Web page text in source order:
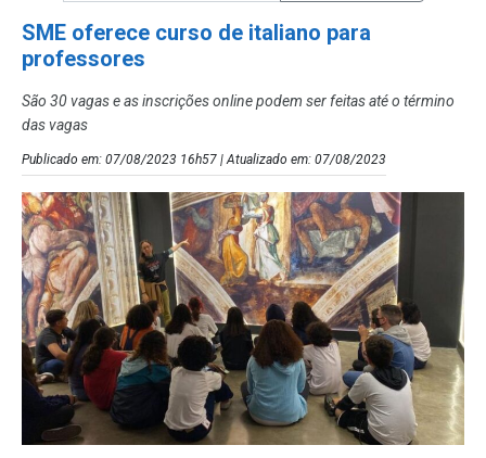
SME oferece curso de italiano para
professores
São 30 vagas e as inscrições online podem ser feitas até o término
das vagas
Publicado em: 07/08/2023 16h57 | Atualizado em: 07/08/2023